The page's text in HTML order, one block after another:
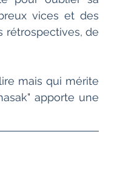
vices et des
rétrospectives, de
mais qui mérite
apporte une